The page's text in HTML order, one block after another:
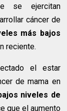
se ejercitan
cáncer de
más bajos
reciente.
el estar
de mama en
niveles de
que el aumento